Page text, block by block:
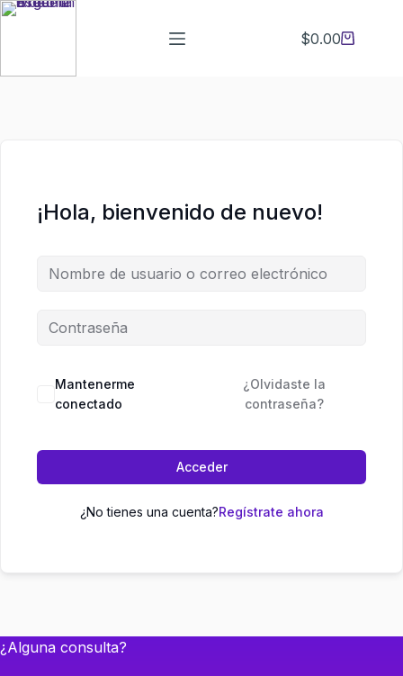
Saltar
Saltar
Carro
$0.00
¡Hola, bienvenido de nuevo!
Mantenerme
conectado
¿Olvidaste la
contraseña?
Acceder
¿No tienes una cuenta?Regístrate ahora
¿Alguna consulta?